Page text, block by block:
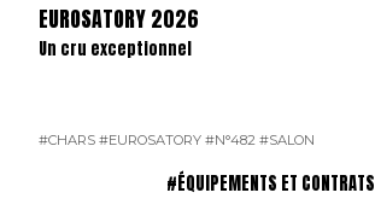
EUROSATORY 2026
Un cru exceptionnel
#CHARS #EUROSATORY #N°482 #SALON
#ÉQUIPEMENTS ET CONTRATS